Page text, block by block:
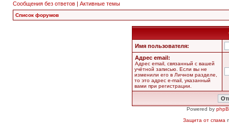
Сообщения без ответов | Активные темы
Список форумов
Имя пользователя:
Адрес email:
Адрес email, связанный с вашей
учётной записью. Если вы не
изменили его в Личном разделе,
то это адрес e-mail, указанный
вами при регистрации.
Powered by
Защита от спама